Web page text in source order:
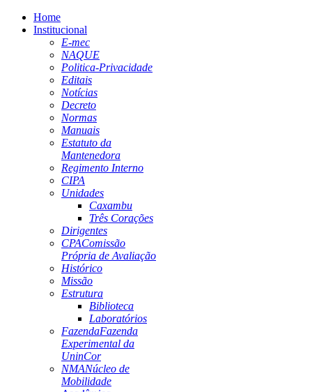
Home
Institucional
E-mec
NAQUE
Politica-Privacidade
Editais
Notícias
Decreto
Normas
Manuais
Estatuto da
Mantenedora
Regimento Interno
CIPA
Unidades
Caxambu
Três Corações
Dirigentes
CPAComissão
Própria de Avaliação
Histórico
Missão
Estrutura
Biblioteca
Laboratórios
FazendaFazenda
Experimental da
UninCor
NMANúcleo de
Mobilidade